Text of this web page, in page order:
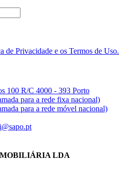
de Privacidade e os Termos de Uso.
100 R/C 4000 - 393 Porto
para a rede fixa nacional)
para a rede móvel nacional)
LDA